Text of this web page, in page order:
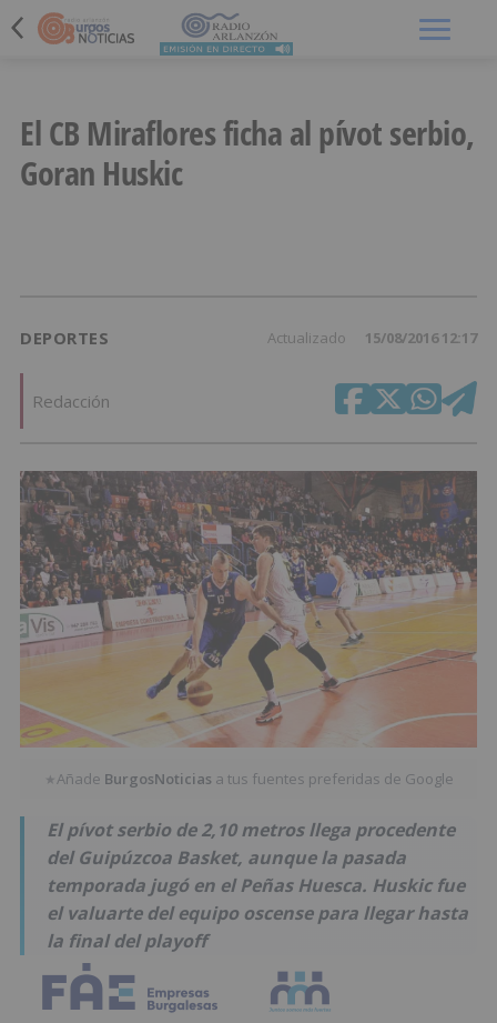
El CB Miraflores ficha al pívot serbio,
Goran Huskic
DEPORTES Actualizado 15/08/2016 12:17
Redacción
★Añade BurgosNoticias a tus fuentes preferidas de Google
El pívot serbio de 2,10 metros llega procedente
del Guipúzcoa Basket, aunque la pasada
temporada jugó en el Peñas Huesca. Huskic fue
el valuarte del equipo oscense para llegar hasta
la final del playoff